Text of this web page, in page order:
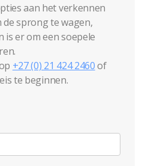
aan het verkennen
sprong te wagen,
er om een soepele
+27 (0) 21 424 2460of
te beginnen.